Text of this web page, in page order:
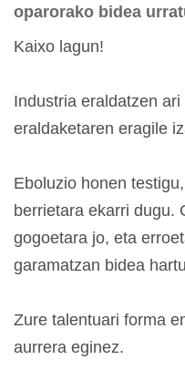
oparorako bidea
Kaixo lagun!
Industria eraldatzen
eraldaketaren eragile
Eboluzio honen
berrietara ekarri dugu.
gogoetara jo, eta
garamatzan bidea
Zure talentuari forma
aurrera eginez.